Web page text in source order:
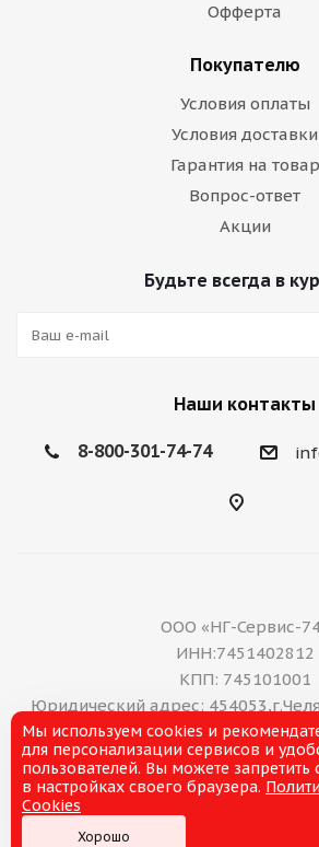
Офферта
Покупателю
Условия оплаты
Условия доставки
Гарантия на товар
Вопрос-ответ
Акции
Будьте всегда в
Наши контакты
8-800-301-74-74
ООО «НГ-Сервис-
ИНН:7451402812
КПП: 745101001
Юридический адрес:
тракт, дом 11 А, нежилое
E-mail: office@ng-
8(351)211-21-07
Мы используем cookies и
для персонализации сервисов и
пользователей. Вы можете запретить
в настройках своего браузера.
Cookies
Хорошо